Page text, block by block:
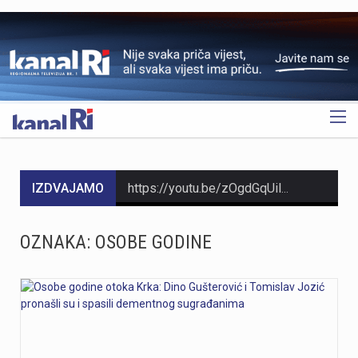
OGLAS
IZDVAJAMO
OZNAKA: OSOBE GODINE